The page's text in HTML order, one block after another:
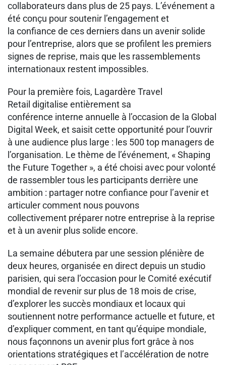
collaborateurs dans plus de 25 pays. L’événement a
été conçu pour soutenir l’engagement et
la confiance de ces derniers dans un avenir solide
pour l’entreprise, alors que se profilent les premiers
signes de reprise, mais que les rassemblements
internationaux restent impossibles.
Pour la première fois, Lagardère Travel
Retail digitalise entièrement sa
conférence interne annuelle à l’occasion de la Global
Digital Week, et saisit cette opportunité pour l’ouvrir
à une audience plus large : les 500 top managers de
l’organisation. Le thème de l’événement, « Shaping
the Future Together », a été choisi avec pour volonté
de rassembler tous les participants derrière une
ambition : partager notre confiance pour l’avenir et
articuler comment nous pouvons
collectivement préparer notre entreprise à la reprise
et à un avenir plus solide encore.
La semaine débutera par une session plénière de
deux heures, organisée en direct depuis un studio
parisien, qui sera l’occasion pour le Comité exécutif
mondial de revenir sur plus de 18 mois de crise,
d’explorer les succès mondiaux et locaux qui
soutiennent notre performance actuelle et future, et
d’expliquer comment, en tant qu’équipe mondiale,
nous façonnons un avenir plus fort grâce à nos
orientations stratégiques et l’accélération de notre